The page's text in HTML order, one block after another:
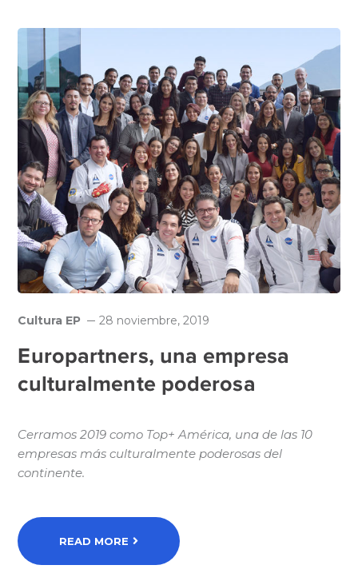
Cultura EP 28 noviembre, 2019
Europartners, una empresa
culturalmente poderosa
Cerramos 2019 como Top+ América, una de las 10
empresas más culturalmente poderosas del
continente.
READ MORE